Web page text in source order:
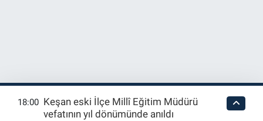
18:00 Keşan eski İlçe Millî Eğitim Müdürü
vefatının yıl dönümünde anıldı